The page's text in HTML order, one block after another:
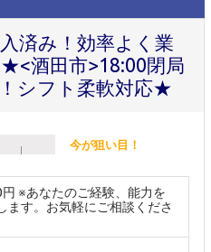
済み！効率よく業
酒田市>18:00閉局
シフト柔軟対応★
今が狙い目！
※あなたのご経験、能力を
ます。お気軽にご相談くださ